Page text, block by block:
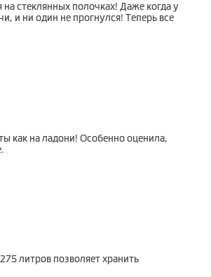
стеклянных полочках! Даже когда у
и ни один не прогнулся! Теперь все
как на ладони! Особенно оценила,
литров позволяет хранить